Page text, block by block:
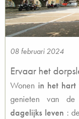
08 februari 2024
Ervaar het
Wonen in het hart
genieten van de
dagelijks leven :